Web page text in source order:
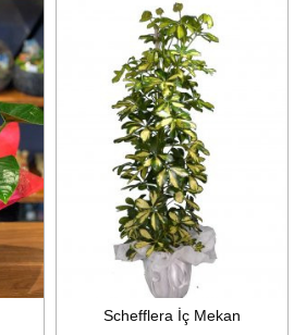
Schefflera İç Mekan